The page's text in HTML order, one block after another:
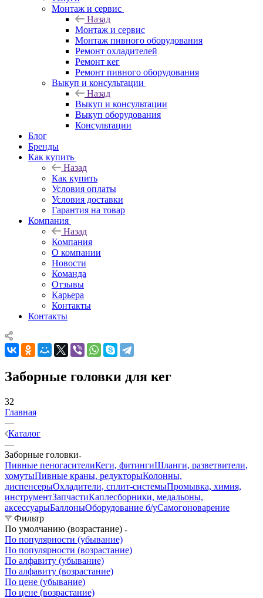
Монтаж и сервис
Назад
Монтаж и сервис
Монтаж пивного оборудования
Ремонт охладителей
Ремонт кег
Ремонт пивного оборудования
Выкуп и консультации
Назад
Выкуп и консультации
Выкуп оборудования
Консультации
Блог
Бренды
Как купить
Назад
Как купить
Условия оплаты
Условия доставки
Гарантия на товар
Компания
Назад
Компания
О компании
Новости
Команда
Отзывы
Карьера
Контакты
Контакты
Заборные головки для кег
32
Главная
—
Каталог
—
Заборные головки
Пивные пеногасителиКеги, фитингиШланги, разветвители,
хомутыПивные краны, редукторыКолонны,
диспенсерыОхладители, сплит-системыПромывка, химия,
инструментЗапчастиКаплесборники, медальоны,
аксессуарыБаллоныОборудование б/уСамогоноварение
Фильтр
По умолчанию (возрастание)
По популярности (убывание)
По популярности (возрастание)
По алфавиту (убывание)
По алфавиту (возрастание)
По цене (убывание)
По цене (возрастание)